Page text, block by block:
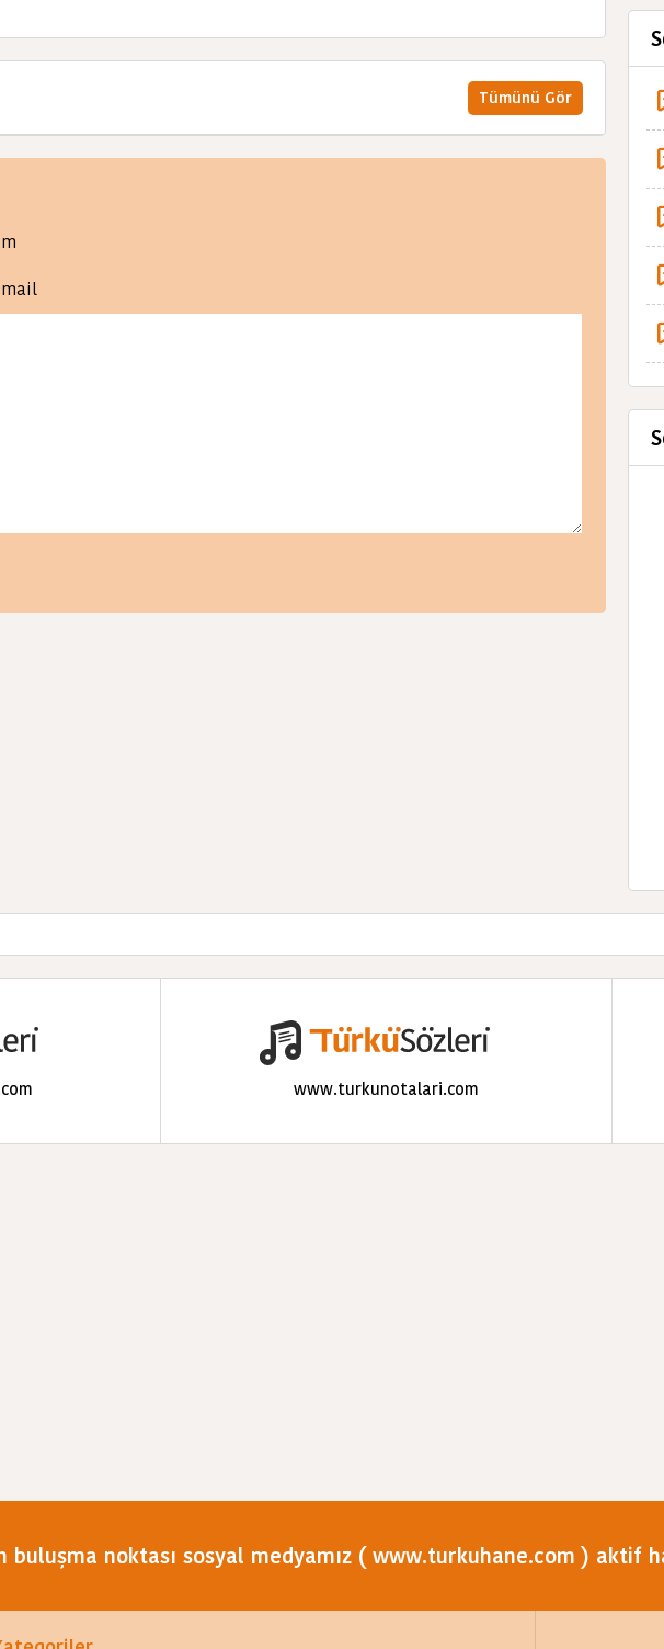
Tümünü Gör
www.turkunotalari.com
noktası sosyal medyamız ( www.turkuhane.com ) aktif